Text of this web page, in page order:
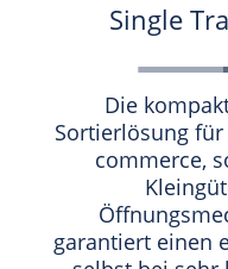
Single
Die
Sortierlösung für
commerce,
garantiert einen